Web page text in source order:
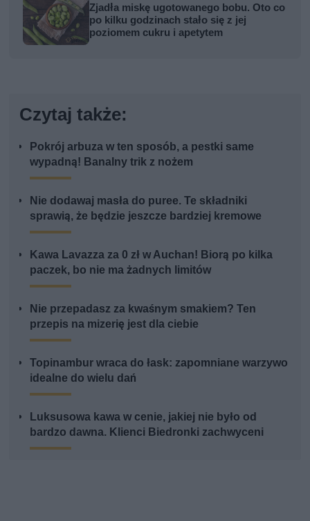
Zjadła miskę ugotowanego bobu. Oto co
po kilku godzinach stało się z jej
poziomem cukru i apetytem
Czytaj także:
Pokrój arbuza w ten sposób, a pestki same
wypadną! Banalny trik z nożem
Nie dodawaj masła do puree. Te składniki
sprawią, że będzie jeszcze bardziej kremowe
Kawa Lavazza za 0 zł w Auchan! Biorą po kilka
paczek, bo nie ma żadnych limitów
Nie przepadasz za kwaśnym smakiem? Ten
przepis na mizerię jest dla ciebie
Topinambur wraca do łask: zapomniane warzywo
idealne do wielu dań
Luksusowa kawa w cenie, jakiej nie było od
bardzo dawna. Klienci Biedronki zachwyceni